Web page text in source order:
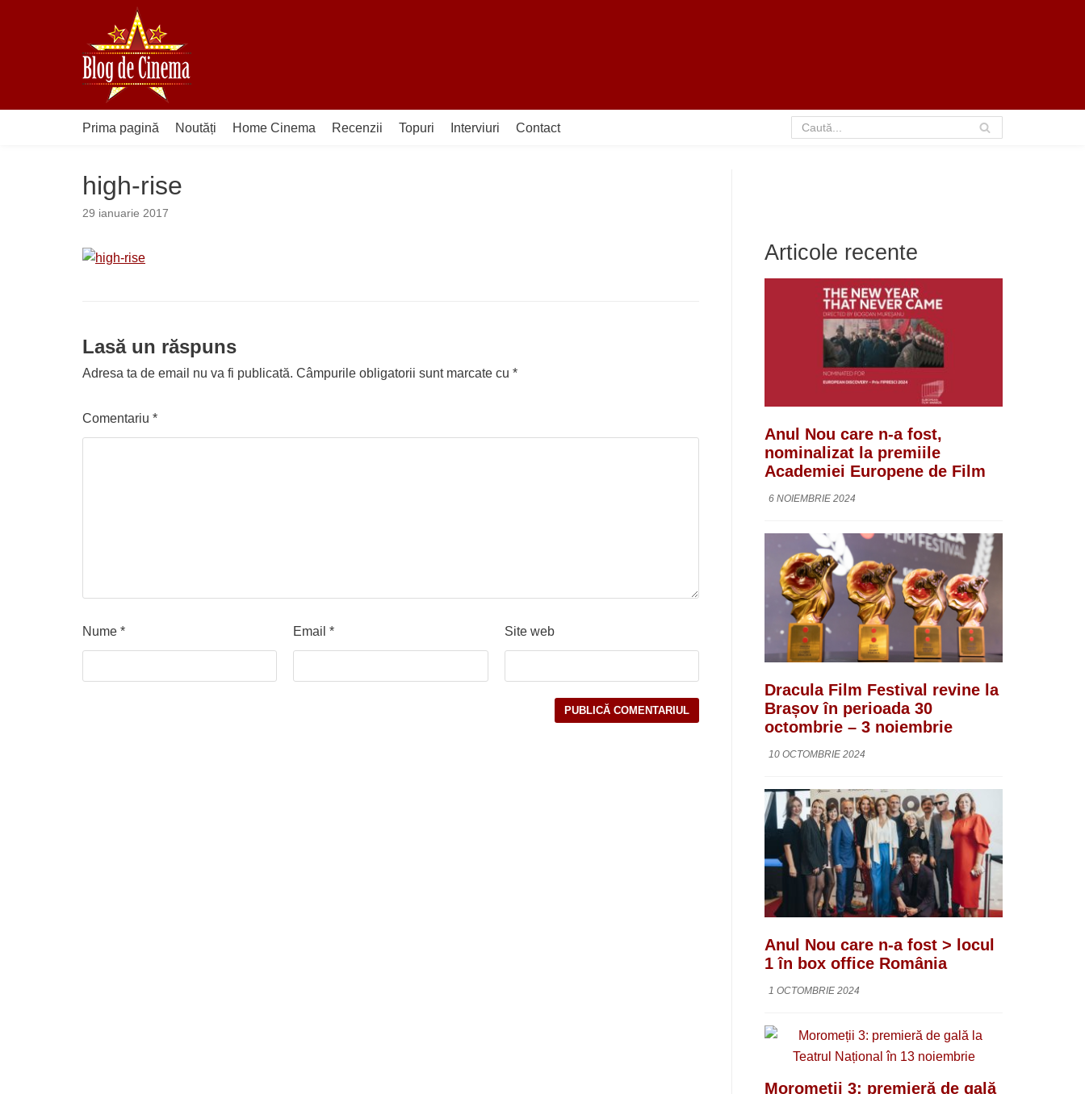
Prima pagină Noutăți Home Cinema Recenzii Topuri Interviuri Contact
high-rise
29 ianuarie 2017
Lasă un răspuns
Adresa ta de email nu va fi publicată. Câmpurile obligatorii sunt marcate cu *
Comentariu *
Nume * Email* Site web
Articole recente
Anul Nou care n-a fost,
nominalizat la premiile
Academiei Europene de Film
6 NOIEMBRIE 2024
Dracula Film Festival revine la
Brașov în perioada 30
octombrie – 3 noiembrie
10 OCTOMBRIE 2024
Anul Nou care n-a fost > locul
1 în box office România
1 OCTOMBRIE 2024
Moromeții 3: premieră de gală